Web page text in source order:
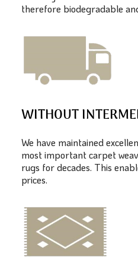
therefore biodegradable
WITHOUT
We have maintained
most important carpet
rugs for decades. This
prices.